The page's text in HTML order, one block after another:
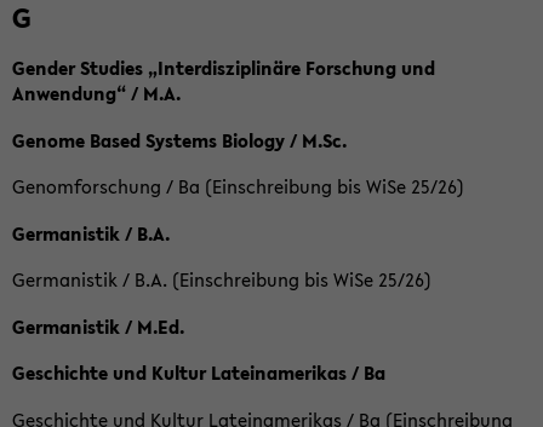
G
Gender Studies „Interdisziplinäre Forschung und
Anwendung“ / M.A.
Genome Based Systems Biology / M.Sc.
Genomforschung / Ba (Einschreibung bis WiSe 25/26)
Germanistik / B.A.
Germanistik / B.A. (Einschreibung bis WiSe 25/26)
Germanistik / M.Ed.
Geschichte und Kultur Lateinamerikas / Ba
Geschichte und Kultur Lateinamerikas / Ba (Einschreibung